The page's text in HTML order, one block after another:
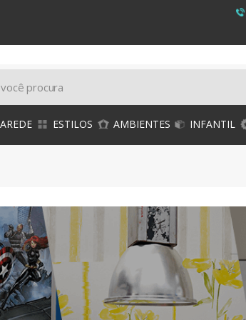
ESTILOS AMBIENTES INFANTIL